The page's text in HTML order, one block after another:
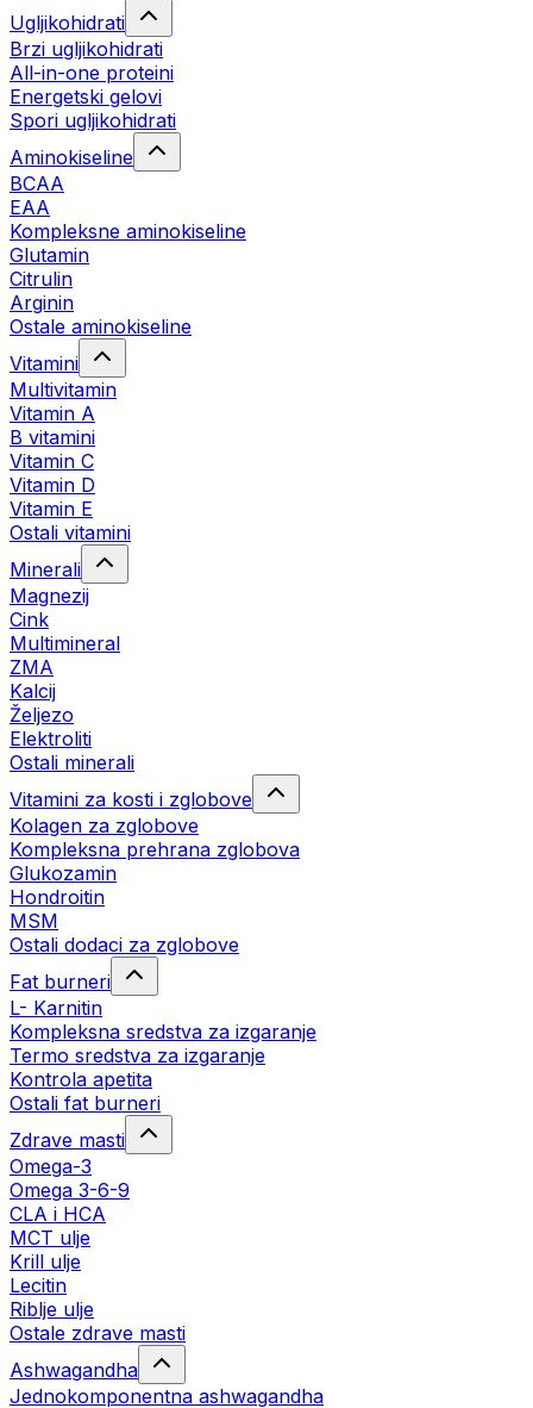
Ugljikohidrati
Brzi ugljikohidrati
All-in-one proteini
Energetski gelovi
Spori ugljikohidrati
Aminokiseline
BCAA
EAA
Kompleksne aminokiseline
Glutamin
Citrulin
Arginin
Ostale aminokiseline
Vitamini
Multivitamin
Vitamin A
B vitamini
Vitamin C
Vitamin D
Vitamin E
Ostali vitamini
Minerali
Magnezij
Cink
Multimineral
ZMA
Kalcij
Željezo
Elektroliti
Ostali minerali
Vitamini za kosti i zglobove
Kolagen za zglobove
Kompleksna prehrana zglobova
Glukozamin
Hondroitin
MSM
Ostali dodaci za zglobove
Fat burneri
L- Karnitin
Kompleksna sredstva za izgaranje
Termo sredstva za izgaranje
Kontrola apetita
Ostali fat burneri
Zdrave masti
Omega-3
Omega 3-6-9
CLA i HCA
MCT ulje
Krill ulje
Lecitin
Riblje ulje
Ostale zdrave masti
Ashwagandha
Jednokomponentna ashwagandha